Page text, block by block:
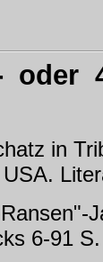
oder
in
6-91